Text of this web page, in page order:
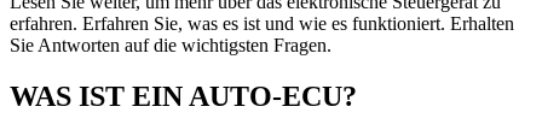
erfahren. Erfahren Sie, was es ist und wie es funktioniert. Erhalten
Sie Antworten auf die wichtigsten Fragen.
WAS IST EIN AUTO-ECU?